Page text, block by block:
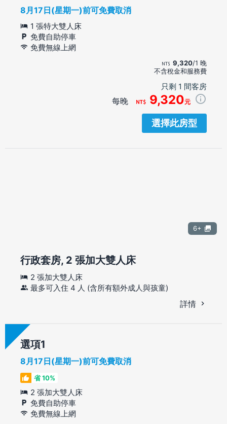
8月17日(星期一)前可免費取消
1 張特大雙人床
免費自助停車
免費無線上網
9,320/1 晚
不含稅金和服務費
只剩 1 間客房
每晚 9,320元
選擇此房型
6+
行政套房, 2 張加大雙人床
2 張加大雙人床
最多可入住 4 人 (含所有額外成人與孩童)
詳情
選項
8月17日(星期一)前可免費取消
省 10%
2 張加大雙人床
免費自助停車
免費無線上網